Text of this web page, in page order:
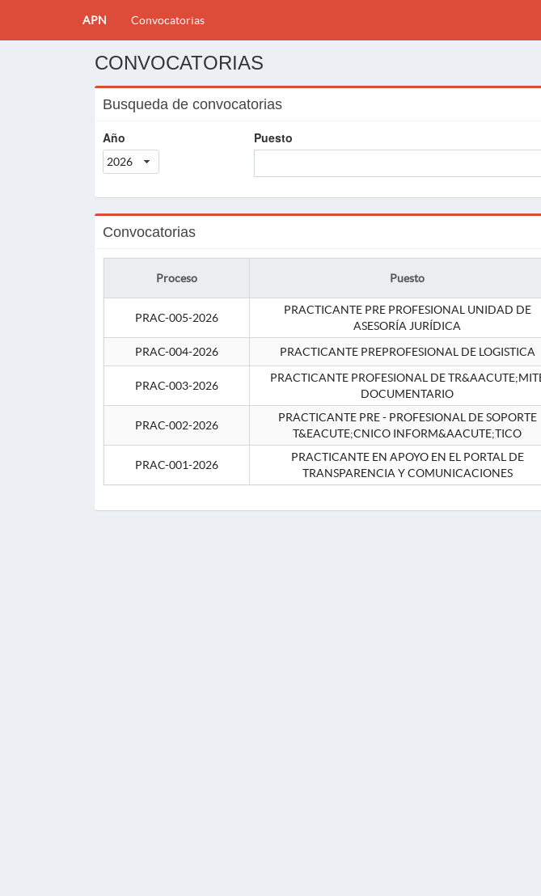
APN Convocatorias
CONVOCATORIAS
Busqueda de convocatorias
Año
2026
Puesto
Convocatorias
Proceso Puesto
PRAC-005-2026
PRACTICANTE PRE PROFESIONAL UNIDAD DE
ASESORÍA JURÍDICA
PRAC-004-2026 PRACTICANTE PREPROFESIONAL DE LOGISTICA
PRAC-003-2026
PRACTICANTE PROFESIONAL DE
DOCUMENTARIO
PRAC-002-2026
PRACTICANTE PRE - PROFESIONAL DE SOPORTE
T&EACUTE;CNICO INFORM&AACUTE;TICO
PRAC-001-2026
PRACTICANTE EN APOYO EN EL PORTAL DE
TRANSPARENCIA Y COMUNICACIONES